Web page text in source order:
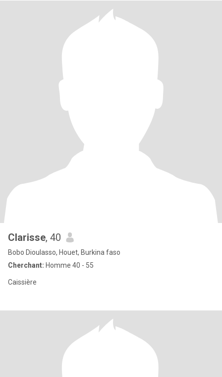
Clarisse, 40
Bobo Dioulasso, Houet, Burkina faso
Cherchant: Homme 40 - 55
Caissière